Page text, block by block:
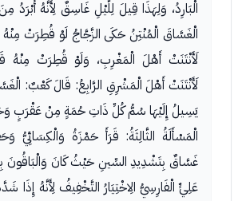
الْبَارِدُ، وَلِهَذَا قِيلَ لِلَّيْلِ غَاسِقٌ لِأَنَّهُ أَبْرَدُ
الْغَسَّاقَ الْمُنْتِنُ حَكَى الزَّجَّاجُ لَوْ قُطِرَتْ
لَأَنْتَنَتْ أَهْلَ الْمَغْرِبِ، وَلَوْ قُطِرَتْ مِنْهُ
لَأَنْتَنَتْ أَهْلَ الْمَشْرِقِ الرَّابِعُ: قَالَ كَعْبٌ:
يَسِيلُ إِلَيْهَا سُمُّ كُلِّ ذَاتِ حُمَةٍ مِنْ عَقْرَبٍ
الْمَسْأَلَةُ الثَّالِثَةُ: قَرَأَ حَمْزَةُ
غَسَّاقٌ بِتَشْدِيدِ السِّينِ حَيْثُ كَانَ وَالْبَاقُونَ
عَلِيٍّ الْفَارِسِيُّ الِاخْتِيَارُ التَّخْفِيفُ لِأَنَّهُ